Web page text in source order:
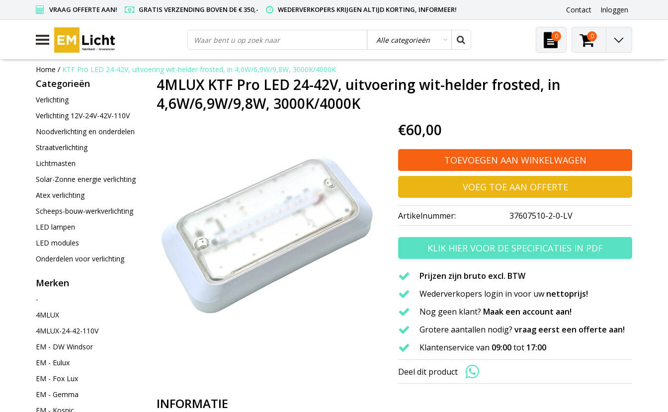
VRAAG OFFERTE AAN! GRATIS VERZENDING BOVEN DE € 350,- WEDERVERKOPERS KRIJGEN ALTIJD KORTING, INFORMEER! Contact Inloggen
0 0
Home / KTF Pro LED 24-42V, uitvoering wit-helder frosted, in 4,6W/6,9W/9,8W, 3000K/4000K
Categorieën
Verlichting
Verlichting 12V-24V-42V-110V
Noodverlichting en onderdelen
Straatverlichting
Lichtmasten
Solar-Zonne energie verlichting
Atex verlichting
Scheeps-bouw-werkverlichting
LED lampen
LED modules
Onderdelen voor verlichting
Merken
-
4MLUX
4MLUX-24-42-110V
EM - DW Windsor
EM - Eulux
EM - Fox Lux
EM - Gemma
4MLUX KTF Pro LED 24-42V, uitvoering wit-helder frosted, in
4,6W/6,9W/9,8W, 3000K/4000K
€60,00
TOEVOEGEN AAN WINKELWAGEN
VOEG TOE AAN OFFERTE
Artikelnummer: 37607510-2-0-LV
KLIK HIER VOOR DE SPECIFICATIES IN PDF
Prijzen zijn bruto excl. BTW
Wederverkopers login in voor uw nettoprijs!
Nog geen klant? Maak een account aan!
Grotere aantallen nodig? vraag eerst een offerte aan!
Klantenservice van 09:00tot 17:00
Deel dit product
INFORMATIE